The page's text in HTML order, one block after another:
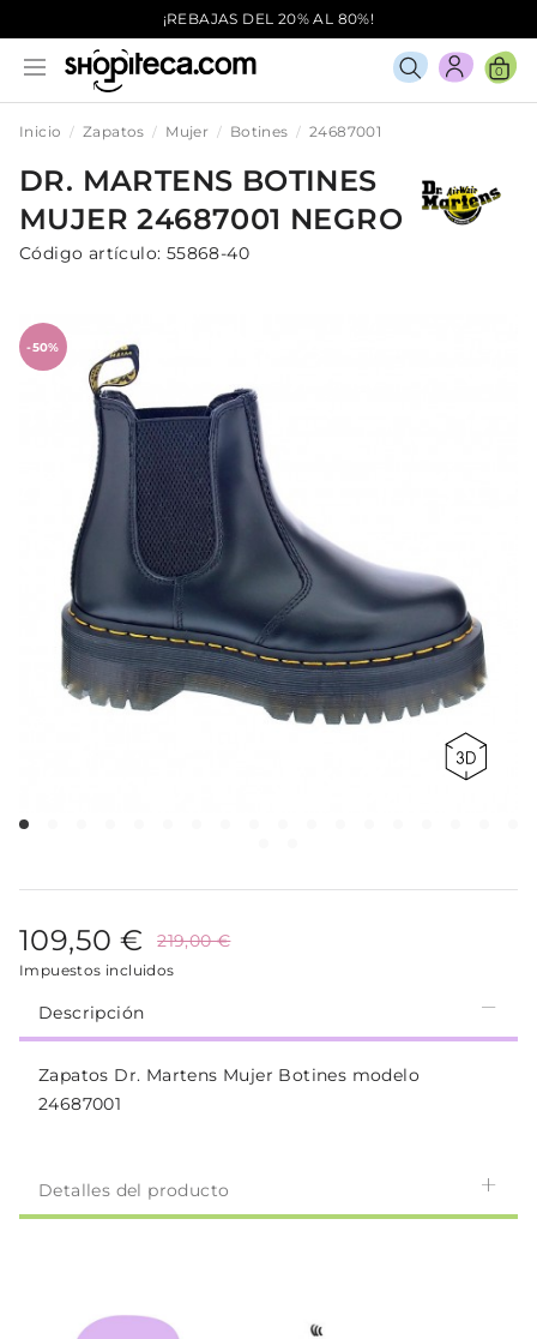
¡REBAJAS DEL 20% AL 80%!
0
Inicio Zapatos Mujer Botines 24687001
DR. MARTENS BOTINES
MUJER24687001 NEGRO
Código artículo: 55868-40
-50%
109,50 € 219,00 €
Impuestos incluidos
Descripción
Zapatos Dr. Martens Mujer Botines modelo
24687001
Detalles del producto